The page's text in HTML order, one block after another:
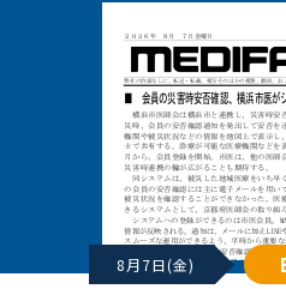
8月7日(金)